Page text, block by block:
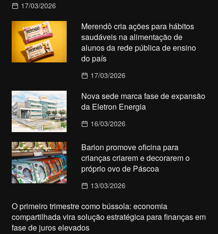
17/03/2026
Merendô cria ações para hábitos
saudáveis na alimentação de
alunos da rede pública de ensino
do país
17/03/2026
Nova sede marca fase de expansão
da Eletron Energia
16/03/2026
Barion promove oficina para
crianças criarem e decorarem o
próprio ovo de Páscoa
13/03/2026
O primeiro trimestre como bússola: economia
compartilhada vira solução estratégica para finanças em
fase de juros elevados